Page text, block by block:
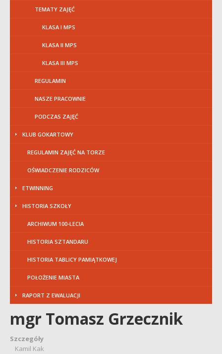
TEMATY ZAJĘĆ
KLASA I MPS
KLASA II MPS
KLASA III MPS
REGULAMIN
NASZE PRACOWNIE
PODCZAS ZAJĘĆ
KLUB GOKARTOWY
REGULAMIN ZAJĘĆ NA TORZE
OŚWIADCZENIE RODZICÓW
ETWINNING
HISTORIA SZKOŁY
ARCHIWUM 100-LECIA
HISTORIA SZTANDARU
HISTORIA TABLICY PAMIĄTKOWEJ
POŁOŻENIE MIASTA
RAPORT Z EWALUACJI
mgr Tomasz Grzecznik
Szczegóły
Kamil Kak